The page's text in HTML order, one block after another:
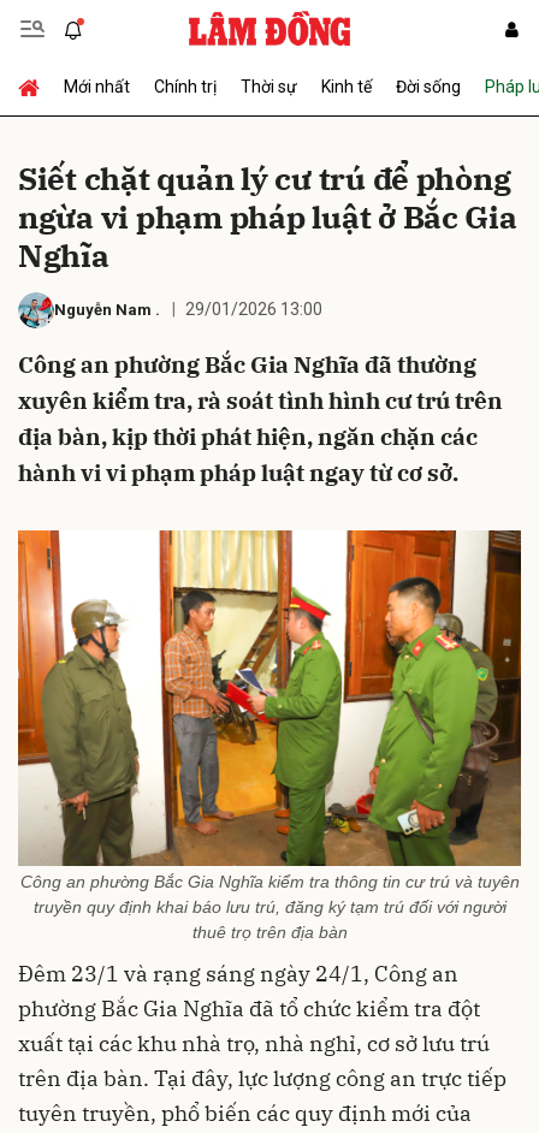
Mới nhất Chính trị Thời sự Kinh tế Đời sống Pháp
Siết chặt quản lý cư trú để phòng
ngừa vi phạm pháp luật ở Bắc Gia
Nghĩa
Nguyễn Nam . 29/01/2026 13:00
Công an phường Bắc Gia Nghĩa đã thường
xuyên kiểm tra, rà soát tình hình cư trú trên
địa bàn, kịp thời phát hiện, ngăn chặn các
hành vi vi phạm pháp luật ngay từ cơ sở.
Công an phường Bắc Gia Nghĩa kiểm tra thông tin cư trú và tuyên
truyền quy định khai báo lưu trú, đăng ký tạm trú đối với người
thuê trọ trên địa bàn
Đêm 23/1 và rạng sáng ngày 24/1, Công an
phường Bắc Gia Nghĩa đã tổ chức kiểm tra đột
xuất tại các khu nhà trọ, nhà nghỉ, cơ sở lưu trú
trên địa bàn. Tại đây, lực lượng công an trực tiếp
tuyên truyền, phổ biến các quy định mới của
Gửi bình luận
Hủy Gửi